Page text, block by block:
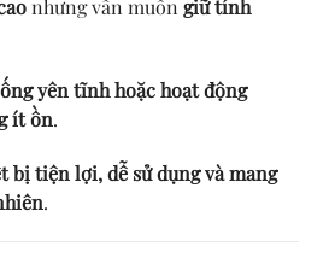
nhưng vẫn muốn giữ tính
yên tĩnh hoặc hoạt động
ít ồn.
bị tiện lợi, dễ sử dụng và mang
.